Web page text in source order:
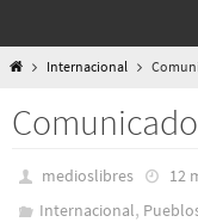
InicioInternacional
medioslibres
12
Internacional,